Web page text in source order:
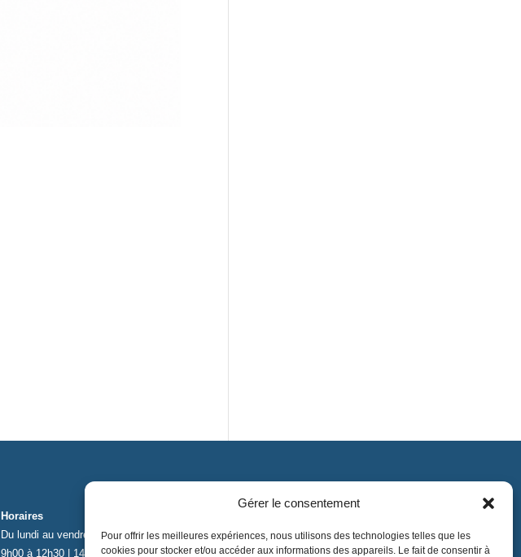
Gérer le consentement
Pour offrir les meilleures expériences, nous utilisons des technologies telles que les
cookies pour stocker et/ou accéder aux informations des appareils. Le fait de consentir à
Horaires
Du lundi au vendredi
9h00 à 12h30 | 14h00 à 17h00
contact@lnea-audition.com
+33 (0)1 34 67 67 17